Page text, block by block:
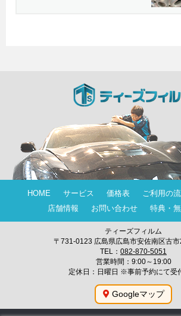
HOME サービス 価格表 ご利用の
店舗情報
お問い合わせ 特典・
ティーズフィルム
〒731-0123 広島県広島市安佐南区古
TEL： 082-870-5051
営業時間：9:00～19:00
定休日：日曜日 ※事前予約にて受
Googleマップ